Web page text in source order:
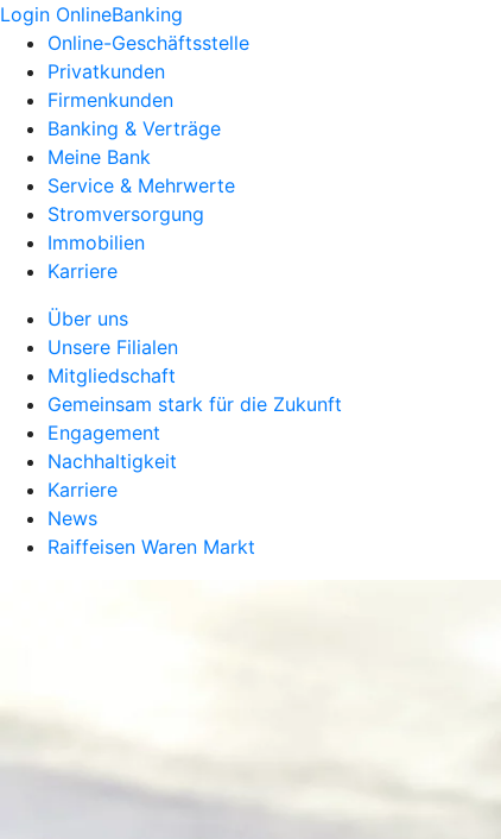
Login OnlineBanking
Online-Geschäftsstelle
Privatkunden
Firmenkunden
Banking & Verträge
Meine Bank
Service & Mehrwerte
Stromversorgung
Immobilien
Karriere
Über uns
Unsere Filialen
Mitgliedschaft
Gemeinsam stark für die Zukunft
Engagement
Nachhaltigkeit
Karriere
News
Raiffeisen Waren Markt